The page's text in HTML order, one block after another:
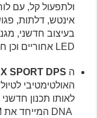
אינטש, דלתות,
LED אחוריים וכן חישוקים אלומיניום במידה 12 אינטש .
ה SPORT DPS